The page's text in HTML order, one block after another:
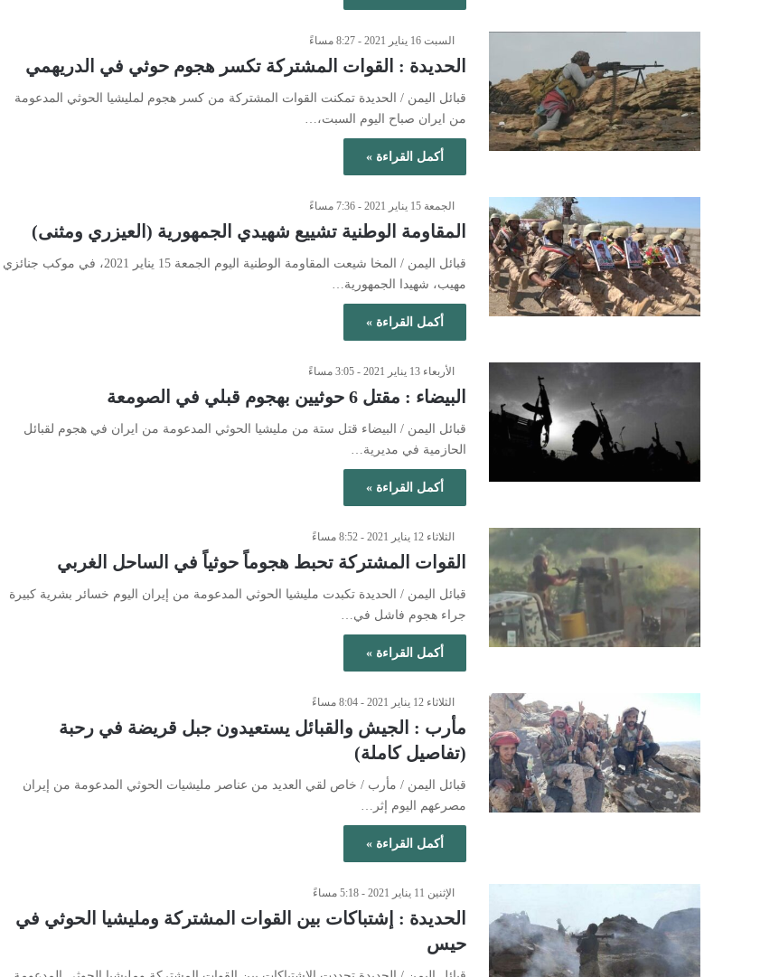
السبت 16 يناير 2021 - 8:27 مساءً
الحديدة : القوات المشتركة تكسر هجوم حوثي في الدريهمي
قبائل اليمن / الحديدة تمكنت القوات المشتركة من كسر هجوم لمليشيا الحوثي المدعومة
من ايران صباح اليوم السبت،…
أكمل القراءة »
الجمعة 15 يناير 2021 - 7:36 مساءً
المقاومة الوطنية تشييع شهيدي الجمهورية (العيزري ومثنى)
قبائل اليمن / المخا شيعت المقاومة الوطنية اليوم الجمعة 15 يناير 2021، في موكب جنائزي
مهيب، شهيدا الجمهورية…
أكمل القراءة »
الأربعاء 13 يناير 2021 - 3:05 مساءً
البيضاء : مقتل 6 حوثيين بهجوم قبلي في الصومعة
قبائل اليمن / البيضاء قتل ستة من مليشيا الحوثي المدعومة من ايران في هجوم لقبائل
الحازمية في مديرية…
أكمل القراءة »
الثلاثاء 12 يناير 2021 - 8:52 مساءً
القوات المشتركة تحبط هجوماً حوثياً في الساحل الغربي
قبائل اليمن / الحديدة تكبدت مليشيا الحوثي المدعومة من إيران اليوم خسائر بشرية كبيرة
جراء هجوم فاشل في…
أكمل القراءة »
الثلاثاء 12 يناير 2021 - 8:04 مساءً
مأرب : الجيش والقبائل يستعيدون جبل قريضة في رحبة
(تفاصيل كاملة)
قبائل اليمن / مأرب / خاص لقي العديد من عناصر مليشيات الحوثي المدعومة من إيران
مصرعهم اليوم إثر…
أكمل القراءة »
الإثنين 11 يناير 2021 - 5:18 مساءً
الحديدة : إشتباكات بين القوات المشتركة ومليشيا الحوثي في
حيس